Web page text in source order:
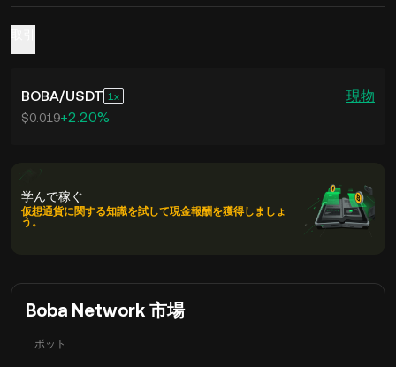
BOBA/USDT 1 現物
$0.019+2.20%
学んで稼ぐ
仮想通貨に関する知識を試して現金報酬を獲得しましょ
う。
Boba Network 市場
ボット